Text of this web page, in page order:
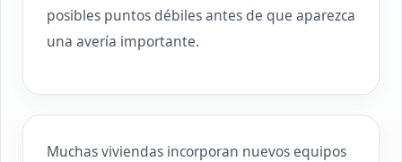
posibles puntos débiles antes de que aparezca
una avería importante.
Muchas viviendas incorporan nuevos equipos